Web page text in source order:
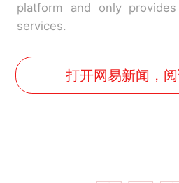
platform and only
services.
打开网易新闻，